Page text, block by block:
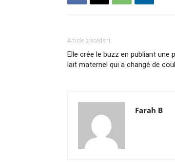
Article précédent
Elle crée le buzz en publiant une
lait maternel qui a changé de
Farah B